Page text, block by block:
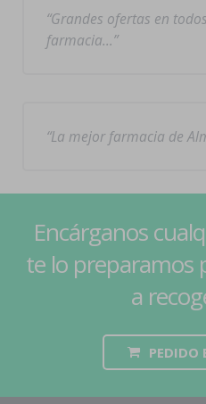
Grandes ofertas en
farmacia…
La mejor farmacia de
Encárganos
te lo preparamos
a
PEDIDO